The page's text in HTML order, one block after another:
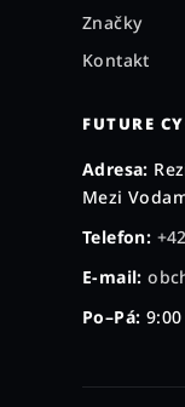
Značky
Kontakt
FUTURE
Adresa:
Mezi
Telefon:
E-mail:
Po–Pá: